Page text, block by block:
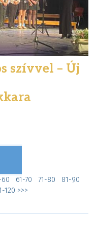
szívvel – Új
60 61-70 71-80
81-90
120 >>>